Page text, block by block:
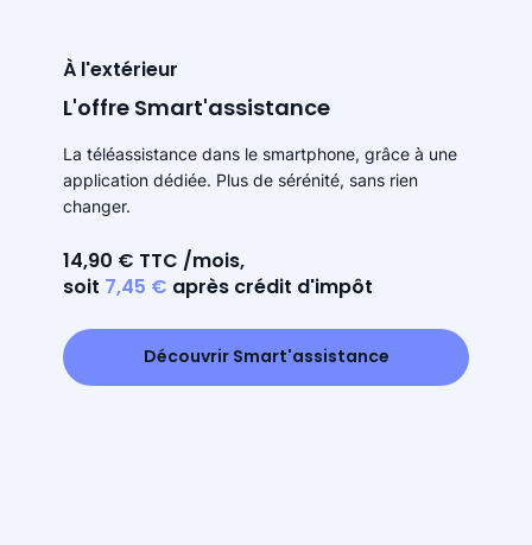
À l'extérieur
L'offre Smart'assistance
La téléassistance dans le smartphone, grâce à une
application dédiée. Plus de sérénité, sans rien
changer.
14,90 € TTC /mois,
soit 7,45 € après crédit d'impôt
Découvrir Smart'assistance